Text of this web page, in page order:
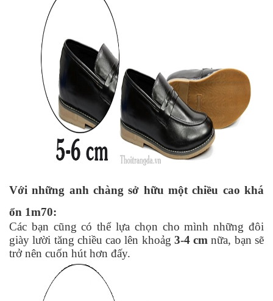
Với những anh chàng sở hữu một chiều cao khá
ổn 1m70:
Các bạn cũng có thể lựa chọn cho mình những đôi
giày lười tăng chiều cao lên khoảg 3-4 cm nữa, bạn sẽ
trở nên cuốn hút hơn đấy.